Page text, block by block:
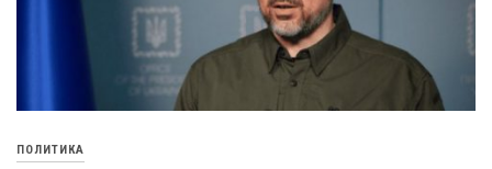
ПОЛИТИКА